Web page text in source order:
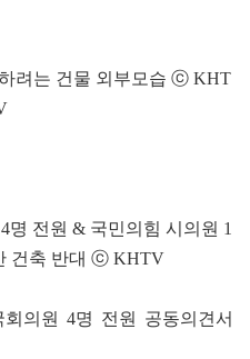
려는 건물 외부모습 ⓒ KHT
전원 & 국민의힘 시의원 1
건축 반대 ⓒ KHTV
의원 4명 전원 공동의견서